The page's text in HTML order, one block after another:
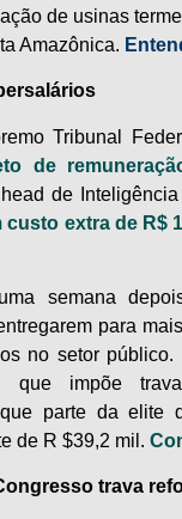
de usinas
Amazônica.
Tribunal
de
de
custo extra de R$
semana
para
no setor
que impõe
parte da elite
de R $39,2 mil.
trava